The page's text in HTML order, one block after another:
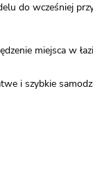
do wcześniej
miejsca w
i szybkie